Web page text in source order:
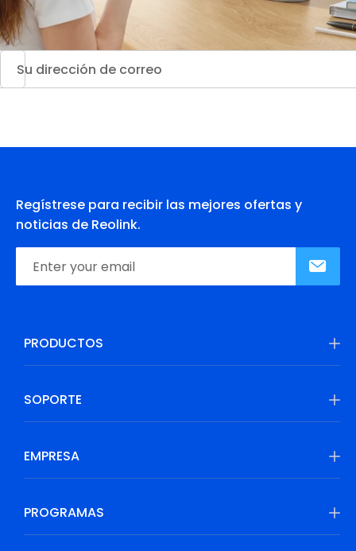
Regístrese para recibir las mejores ofertas y
noticias de Reolink.
PRODUCTOS
SOPORTE
EMPRESA
PROGRAMAS